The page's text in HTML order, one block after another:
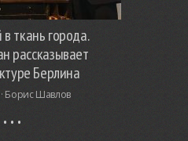
ткань города.
рассказывает
Берлина
Борис Шавлов